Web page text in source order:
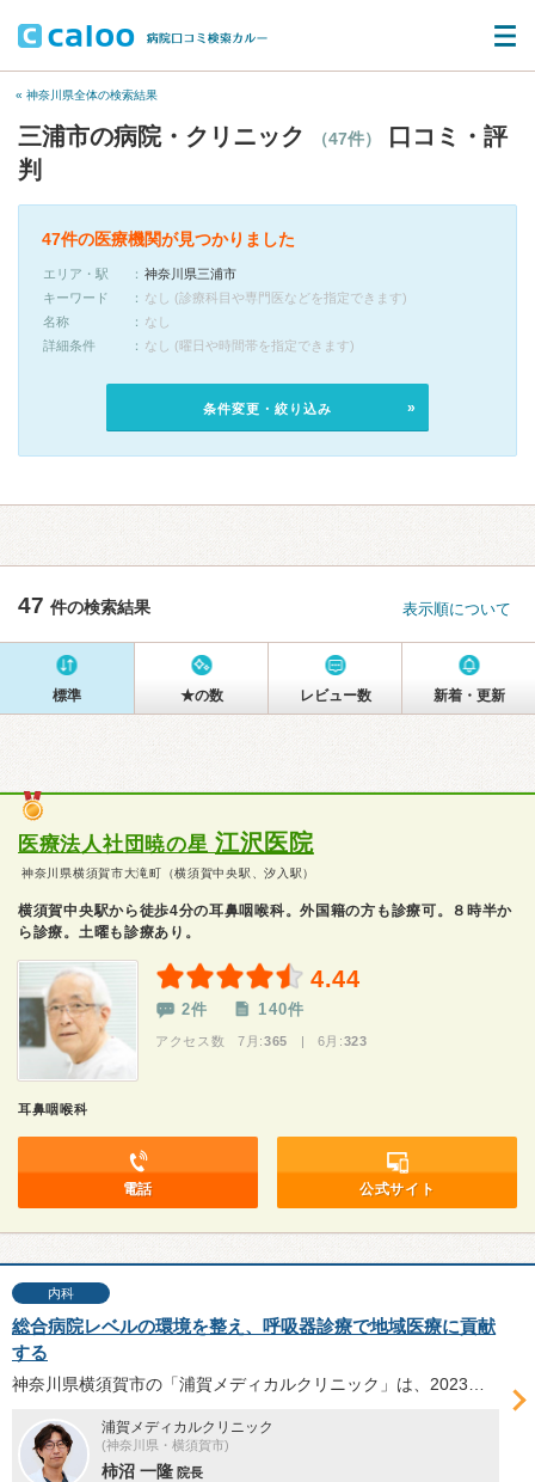
« 神奈川県全体の検索結果
三浦市の病院・クリニック （47件）
口コミ・評
判
47件の医療機関が見つかりました
エリア・駅
神奈川県三浦市
キーワード
なし (診療科目や専門医などを指定できます)
名称
なし
詳細条件
なし (曜日や時間帯を指定できます)
条件変更・絞り込み
47 件の検索結果 表示順について
標準 ★の数 レビュー数 新着・更新
医療法人社団暁の星 江沢医院
神奈川県横須賀市大滝町（横須賀中央駅、汐入駅）
横須賀中央駅から徒歩4分の耳鼻咽喉科。外国籍の方も診療可。８時半か
ら診療。土曜も診療あり。
4.44
2件 140件
アクセス数 7月:365 | 6月:323
耳鼻咽喉科
電話 公式サイト
内科
総合病院レベルの環境を整え、呼吸器診療で地域医療に貢献
する
浦賀メディカルクリニック
(神奈川県・横須賀市)
柿沼 一隆 院長